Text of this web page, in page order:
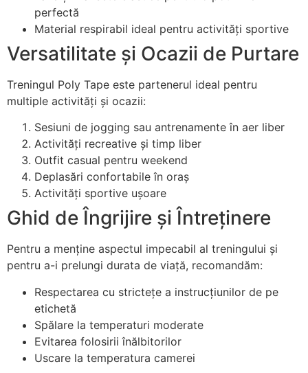
perfectă
Material respirabil ideal pentru activități sportive
Versatilitate și Ocazii de Purtare
Treningul Poly Tape este partenerul ideal pentru
multiple activități și ocazii:
Sesiuni de jogging sau antrenamente în aer liber
Activități recreative și timp liber
Outfit casual pentru weekend
Deplasări confortabile în oraș
Activități sportive ușoare
Ghid de Îngrijire și Întreținere
Pentru a menține aspectul impecabil al treningului și
pentru a-i prelungi durata de viață, recomandăm:
Respectarea cu strictețe a instrucțiunilor de pe
etichetă
Spălare la temperaturi moderate
Evitarea folosirii înălbitorilor
Uscare la temperatura camerei